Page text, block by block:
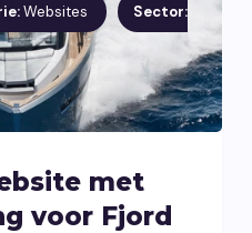
Websites
Sector:
met
voor Fjord